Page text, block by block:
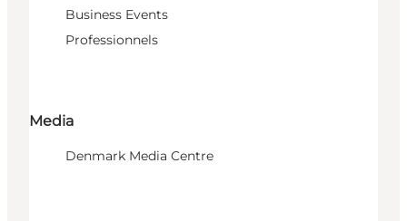
Business Events
Professionnels
Media
Denmark Media Centre